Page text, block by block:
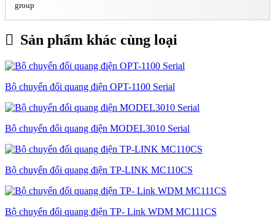
group
Sản phẩm khác cùng loại
Bộ chuyển đổi quang điện OPT-1100 Serial
Bộ chuyển đổi quang điện MODEL3010 Serial
Bộ chuyển đổi quang điện TP-LINK MC110CS
Bộ chuyển đổi quang điện TP- Link WDM MC111CS